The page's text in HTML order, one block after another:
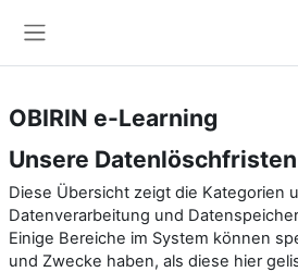
OBIRIN e-Learning
Unsere Datenlöschfristen
Diese Übersicht zeigt die Kategorien
Datenverarbeitung und
Einige Bereiche im System können
und Zwecke haben, als diese hier